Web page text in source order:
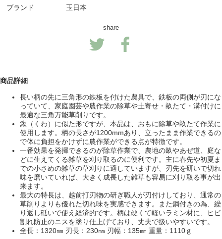
ブランド
玉日本
share
商品詳細
長い柄の先に三角形の鉄板を付けた農具で、鉄板の両側が刃にな
っていて、家庭園芸や農作業の除草や土寄せ・畝たて・溝付けに
最適な三角万能草削りです。
鍬（くわ）に似た形ですが、本品は、おもに除草や畝たて作業に
使用します。柄の長さが1200mmあり、立ったまま作業できるの
で体に負担をかけずに農作業ができる点が特徴です。
一番効果を発揮できるのが除草作業で、農地の畝やあぜ道、庭な
どに生えてくる雑草を刈り取るのに便利です。主に春先や初夏ま
での小さめの雑草の草刈りに適していますが、刃先を研いで切れ
味を磨いていれば、大きく成長した雑草も容易に刈り取る事が出
来ます。
最大の特長は、越前打刃物の研ぎ職人が刃付けしており、通常の
草削りよりも優れた切れ味を実感できます。また鋼付きの為、繰
り返し砥いで使え経済的です。柄は硬くて軽いラミン材に、ヒビ
割れ防止のニスを塗り仕上げており、丈夫で扱いやすいです。
全長：1320㎜ 刃長：230㎜ 刃幅：135㎜ 重量：1110ｇ